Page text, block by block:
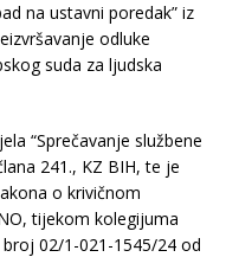
na ustavni poredak” iz
odluke
suda za ljudska
“Sprečavanje službene
241., KZ BIH, te je
o krivičnom
tijekom kolegijuma
broj 02/1-021-1545/24 od